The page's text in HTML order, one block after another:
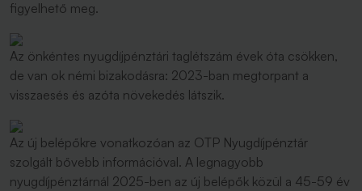
figyelhető meg.
Az önkéntes nyugdíjpénztári taglétszám évek óta csökken,
de van ok némi bizakodásra: 2023-ban megtorpant a
visszaesés és azóta növekedés látszik.
Az új belépőkre vonatkozóan az OTP Nyugdíjpénztár
szolgált bővebb információval. A legnagyobb
nyugdíjpénztárnál 2025-ben az új belépők közül a 45-59 év